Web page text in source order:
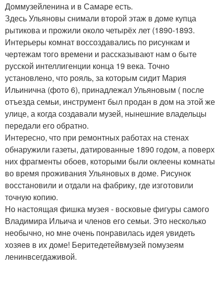
Доммузейленина и в Самаре есть.
Здесь Ульяновы снимали второй этаж в доме купца
рытикова и прожили около четырёх лет (1890-1893.
Интерьеры комнат воссоздавались по рисункам и
чертежам того времени и рассказывают нам о быте
русской интеллигенции конца 19 века. Точно
установлено, что рояль, за которым сидит Мария
Ильинична (фото 6), принадлежал Ульяновым ( после
отъезда семьи, инструмент был продан в дом на этой же
улице, а когда создавали музей, нынешние владельцы
передали его обратно.
Интересно, что при ремонтных работах на стенах
обнаружили газеты, датированные 1890 годом, а поверх
них фрагменты обоев, которыми были оклеены комнаты
во время проживания Ульяновых в доме. Рисунок
восстановили и отдали на фабрику, где изготовили
точную копию.
Но настоящая фишка музея - восковые фигуры самого
Владимира Ильича и членов его семьи. Это несколько
необычно, но мне очень понравилась идея увидеть
хозяев в их доме! Беритедетейвмузей помузеям
ленинвсегдаживой.